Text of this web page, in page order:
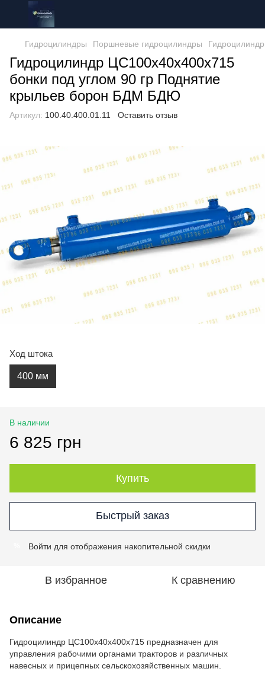
Гидроцилиндры Поршневые гидроцилиндры
Гидроцилиндр ЦС100х40х400х715
бонки под углом 90 гр Поднятие
крыльев борон БДМ БДЮ
Артикул: 100.40.400.01.11 Оставить отзыв
Ход штока
400 мм
В наличии
6 825 грн
Купить
Быстрый заказ
Войти для отображения накопительной скидки
В избранное К сравнению
Описание
Гидроцилиндр ЦС100х40х400х715 предназначен для
управления рабочими органами тракторов и различных
навесных и прицепных сельскохозяйственных машин.